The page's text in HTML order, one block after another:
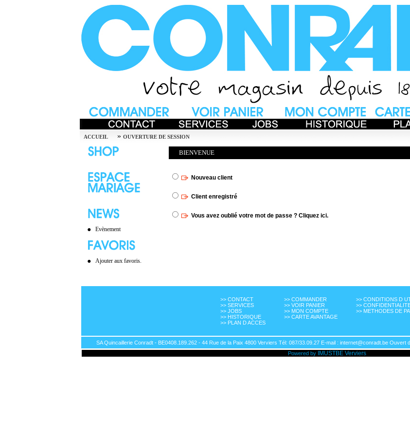
ACCUEIL » OUVERTURE DE SESSION
Evènement
Ajouter aux favoris.
BIENVENUE
Nouveau client
Client enregistré
Vous avez oublié votre mot de passe ? Cliquez ici.
>> CONTACT
>> SERVICES
>> JOBS
>> HISTORIQUE
>> PLAN D ACCES
>> COMMANDER
>> VOIR PANIER
>> MON COMPTE
>> CARTE AVANTAGE
>> CONDITIONS D
>>
>> METHODES DE
SA Quincaillerie Conradt - BE0408.189.262 - 44 Rue de la Paix 4800 Verviers Tél: 087/33.09.27 E-mail : internet@conradt.be
Powered by
IMUSTBE Verviers